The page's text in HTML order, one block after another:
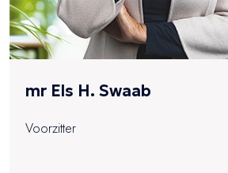
mr Els H. Swaab
Voorzitter